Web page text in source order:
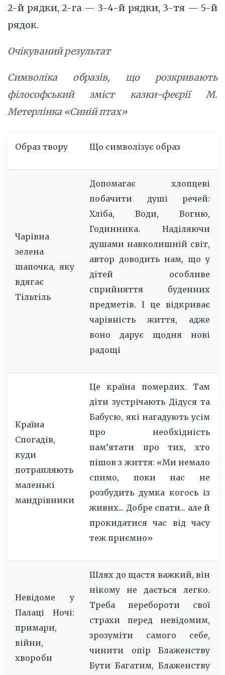
2-й рядки, 2-га — 3-4-й рядки, 3-тя — 5-й
рядок.
Очікуваний результат
Символіка образів, що розкривають
філософський зміст казки-феєрії М.
Метерлінка «Синій птах»
Образ твору Що символізує образ
Чарівна
зелена
шапочка, яку
вдягає
Тільтіль
Допомагає хлопцеві
побачити душі речей:
Хліба, Води, Вогню,
Годинника. Наділяючи
душами навколишній світ,
автор доводить нам, що у
дітей особливе
сприйняття буденних
предметів. І це відкриває
чарівність життя, адже
воно дарує щодня нові
радощі
Країна
Спогадів,
куди
потрапляють
маленькі
мандрівники
Це країна померлих. Там
діти зустрічають Дідуся та
Бабусю, які нагадують усім
про необхідність
пам’ятати про тих, хто
пішов з життя: «Ми немало
спимо, поки нас не
розбудить думка когось із
живих... Добре спати... але й
прокидатися час від часу
теж приємно»
Невідоме у
Палаці Ночі:
примари,
війни,
хвороби
Шлях до щастя важкий, він
нікому не дається легко.
Треба перебороти свої
страхи перед невідомим,
зрозуміти самого себе,
чинити опір Блаженству
Бути Багатим, Блаженству